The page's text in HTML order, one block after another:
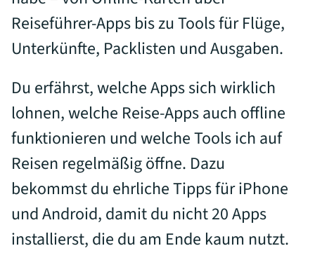
Reiseführer-Apps bis zu Tools für Flüge,
Unterkünfte, Packlisten und Ausgaben.
Du erfährst, welche Apps sich wirklich
lohnen, welche Reise-Apps auch offline
funktionieren und welche Tools ich auf
Reisen regelmäßig öffne. Dazu
bekommst du ehrliche Tipps für iPhone
und Android, damit du nicht 20 Apps
installierst, die du am Ende kaum nutzt.